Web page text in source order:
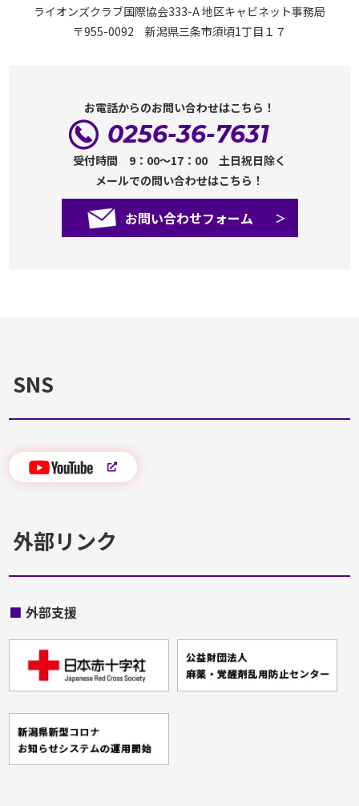
ライオンズクラブ国際協会333-A 地区キャビネット事務局
〒955-0092 新潟県三条市須頃1丁目１７
お電話からのお問い合わせはこちら！
0256-36-7631
受付時間 9：00～17：00 土日祝日除く
メールでの問い合わせはこちら！
お問い合わせフォーム
SNS
外部リンク
■ 外部支援